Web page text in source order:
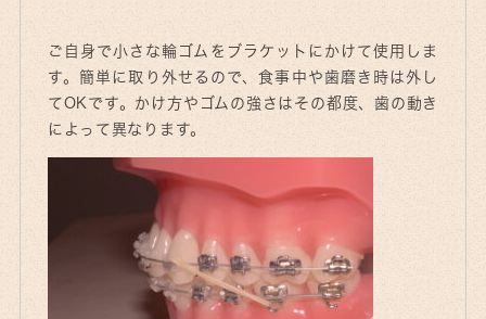
ご自身で小さな輪ゴムをブラケットにかけて使用しま
す。簡単に取り外せるので、食事中や歯磨き時は外し
てOKです。かけ方やゴムの強さはその都度、歯の動き
によって異なります。